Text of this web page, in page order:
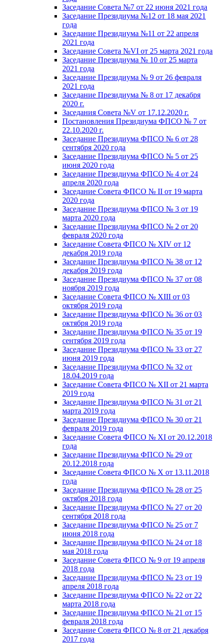
Заседание Совета №7 от 22 июня 2021 года
Заседание Президиума №12 от 18 мая 2021
года
Заседание Президиума №11 от 22 апреля
2021 года
Заседание Совета №VI от 25 марта 2021 года
Заседание Президиума № 10 от 25 марта
2021 года
Заседание Президиума № 9 от 26 февраля
2021 года
Заседание Президиума № 8 от 17 декабря
2020 г.
Заседания Совета №V от 17.12.2020 г.
Постановления Президиума ФПСО № 7 от
22.10.2020 г.
Заседание Президиума ФПСО № 6 от 28
сентября 2020 года
Заседание Президиума ФПСО № 5 от 25
июня 2020 года
Заседание Президиума ФПСО № 4 от 24
апреля 2020 года
Заседание Совета ФПСО № II от 19 марта
2020 года
Заседание Президиума ФПСО № 3 от 19
марта 2020 года
Заседание Президиума ФПСО № 2 от 20
февраля 2020 года
Заседание Совета ФПСО № XIV от 12
декабря 2019 года
Заседание Президиума ФПСО № 38 от 12
декабря 2019 года
Заседание Президиума ФПСО № 37 от 08
ноября 2019 года
Заседание Совета ФПСО № XIII от 03
октября 2019 года
Заседание Президиума ФПСО № 36 от 03
октября 2019 года
Заседание Президиума ФПСО № 35 от 19
сентября 2019 года
Заседание Президиума ФПСО № 33 от 27
июня 2019 года
Заседание Президиума ФПСО № 32 от
18.04.2019 года
Заседание Совета ФПСО № XII от 21 марта
2019 года
Заседание Президиума ФПСО № 31 от 21
марта 2019 года
Заседание Президиума ФПСО № 30 от 21
февраля 2019 года
Заседание Совета ФПСО № XI от 20.12.2018
года
Заседание Президиума ФПСО № 29 от
20.12.2018 года
Заседание Совета ФПСО № X от 13.11.2018
года
Заседание Президиума ФПСО № 28 от 25
октября 2018 года
Заседание Президиума ФПСО № 27 от 20
сентября 2018 года
Заседание Президиума ФПСО № 25 от 7
июня 2018 года
Заседание Президиума ФПСО № 24 от 18
мая 2018 года
Заседание Совета ФПСО № 9 от 19 апреля
2018 года
Заседание Президиума ФПСО № 23 от 19
апреля 2018 года
Заседание Президиума ФПСО № 22 от 22
марта 2018 года
Заседание Президиума ФПСО № 21 от 15
февраля 2018 года
Заседание Совета ФПСО № 8 от 21 декабря
2017 года